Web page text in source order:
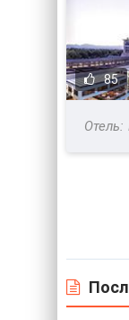
85